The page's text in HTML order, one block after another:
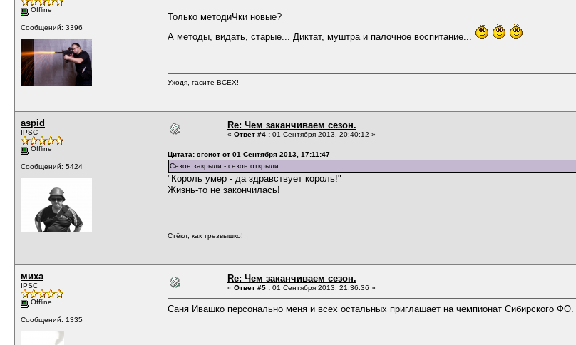
Offline
Сообщений: 3396
Только методиЧки новые?
А методы, видать, старые... Диктат, муштра и палочное воспитание...
Уходя, гасите ВСЕХ!
aspid
IPSC
Offline
Сообщений: 5424
Re: Чем заканчиваем сезон.
« Ответ #4 : 01 Сентября 2013, 20:40:12 »
Цитата: эгоист от 01 Сентября 2013, 17:11:47
Сезон закрыли - сезон открыли
"Король умер - да здравствует король!"
Жизнь-то не закончилась!
Стёкл, как трезвышко!
миха
IPSC
Offline
Сообщений: 1335
Re: Чем заканчиваем сезон.
« Ответ #5 : 01 Сентября 2013, 21:36:36 »
Саня Ивашко персонально меня и всех остальных приглашает на чемпионат Сибирского